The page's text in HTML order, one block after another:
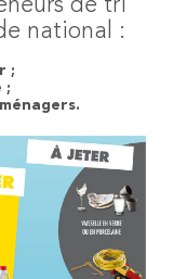
de tri
national :
;
;